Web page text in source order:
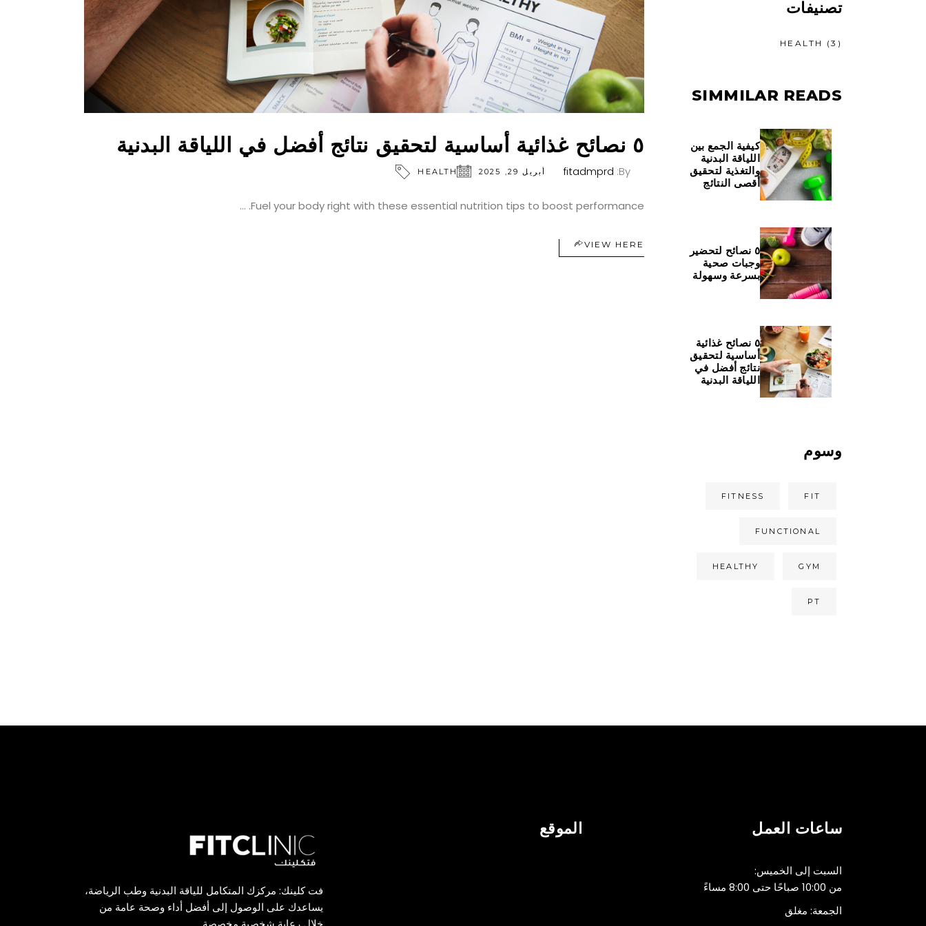
٥ نصائح غذائية أساسية لتحقيق نتائج أفضل في اللياقة البدنية
By:
fitadmprd أبريل 29, 2025 HEALTH
Fuel your body right with these essential nutrition tips to boost performance.
VIEW HERE
تصنيفات
HEALTH (3)
SIMMILAR READS
كيفية الجمع بين
اللياقة البدنية
والتغذية لتحقيق
أقصى النتائج
٥ نصائح لتحضير
وجبات صحية
بسرعة وسهولة
٥ نصائح غذائية
أساسية لتحقيق
نتائج أفضل في
اللياقة البدنية
وسوم
FIT
FITNESS
FUNCTIONAL
GYM
HEALTHY
PT
فت كلينك: مركزك المتكامل للياقة البدنية وطب الرياضة،
يساعدك على الوصول إلى أفضل أداء وصحة عامة من
الموقع ساعات العمل
السبت إلى الخميس:
من 10:00 صباحًا حتى 8:00 مساءً
الجمعة: مغلق